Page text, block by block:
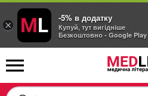
×
-5% в додатку
Купуй, тут вигідніше
Безкоштовно - Google Play